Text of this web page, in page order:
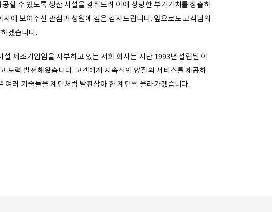
할 수 있도록 생산 시설을 갖춰드려 이에 상당한 부가가치를 창출하
에 보여주신 관심과 성원에 깊은 감사드립니다. 앞으로도 고객님의
겠습니다.
제조기업임을 자부하고 있는 저희 회사는 지난 1993년 설립된 이
노력 발전해왔습니다. 고객에게 지속적인 양질의 서비스를 제공하
여러 기술들을 계단처럼 발판삼아 한 계단씩 올라가겠습니다.